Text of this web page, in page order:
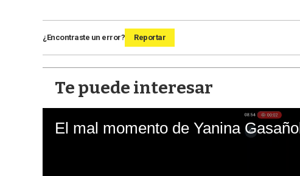
¿Encontraste un error? Reportar
Te puede interesar